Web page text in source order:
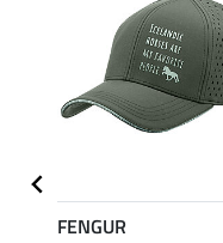
FENGUR